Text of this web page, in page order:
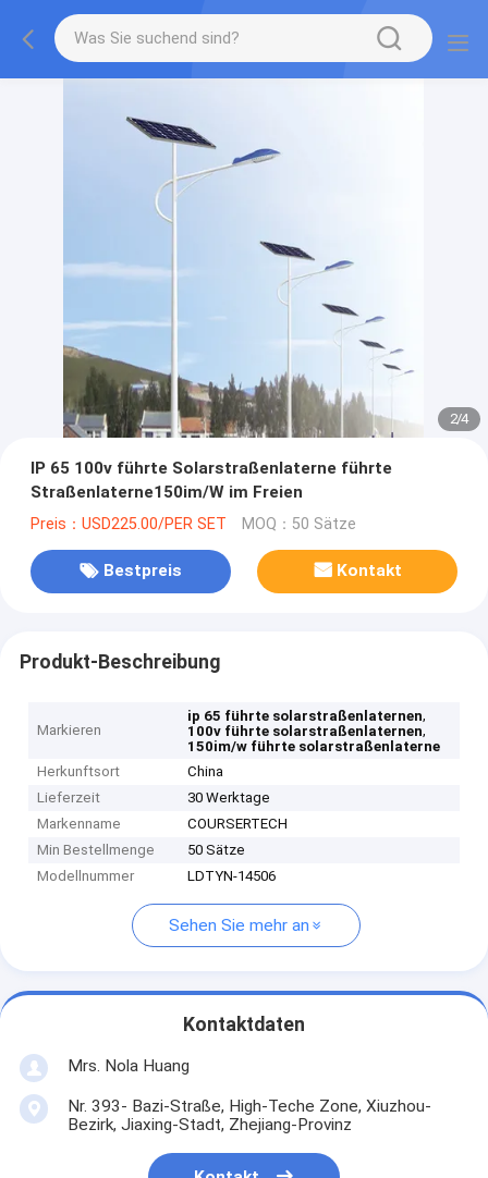
2/4
IP 65 100v führte Solarstraßenlaterne führte
Straßenlaterne150im/W im Freien
Preis：USD225.00/PER SET MOQ：50 Sätze
Bestpreis Kontakt
Produkt-Beschreibung
Markieren
ip 65 führte solarstraßenlaternen,
100v führte solarstraßenlaternen,
150im/w führte solarstraßenlaterne
Herkunftsort
China
Lieferzeit
30 Werktage
Markenname
COURSERTECH
Min Bestellmenge
50 Sätze
Modellnummer
LDTYN-14506
Sehen Sie mehr an
Kontaktdaten
Mrs. Nola Huang
Nr. 393- Bazi-Straße, High-Teche Zone, Xiuzhou-
Bezirk, Jiaxing-Stadt, Zhejiang-Provinz